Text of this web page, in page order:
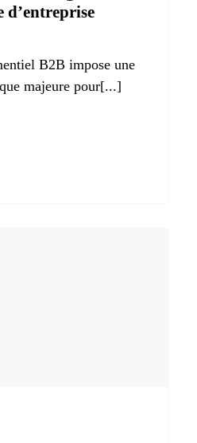
d’entreprise
B2B impose une
majeure pour[...]